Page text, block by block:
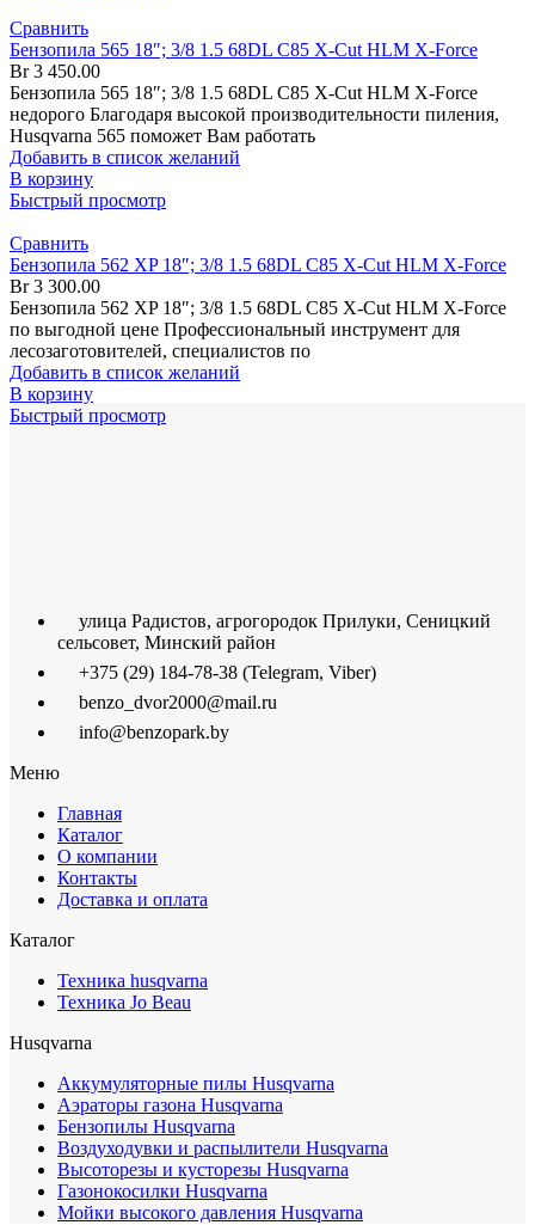
Сравнить
Бензопила 565 18″; 3/8 1.5 68DL C85 X-Cut HLM X-Force
Br3 450.00
Бензопила 565 18″; 3/8 1.5 68DL C85 X-Cut HLM X-Force
недорого Благодаря высокой производительности пиления,
Husqvarna 565 поможет Вам работать
Добавить в список желаний
В корзину
Быстрый просмотр
Сравнить
Бензопила 562 XP 18″; 3/8 1.5 68DL C85 X-Cut HLM X-Force
Br3 300.00
Бензопила 562 XP 18″; 3/8 1.5 68DL C85 X-Cut HLM X-Force
по выгодной цене Профессиональный инструмент для
лесозаготовителей, специалистов по
Добавить в список желаний
В корзину
Быстрый просмотр
улица Радистов, агрогородок Прилуки, Сеницкий
сельсовет, Минский район
+375 (29) 184-78-38 (Telegram, Viber)
benzo_dvor2000@mail.ru
info@benzopark.by
Меню
Главная
Каталог
О компании
Контакты
Доставка и оплата
Каталог
Техника husqvarna
Техника Jo Beau
Husqvarna
Аккумуляторные пилы Husqvarna
Аэраторы газона Husqvarna
Бензопилы Husqvarna
Воздуходувки и распылители Husqvarna
Высоторезы и кусторезы Husqvarna
Газонокосилки Husqvarna
Мойки высокого давления Husqvarna